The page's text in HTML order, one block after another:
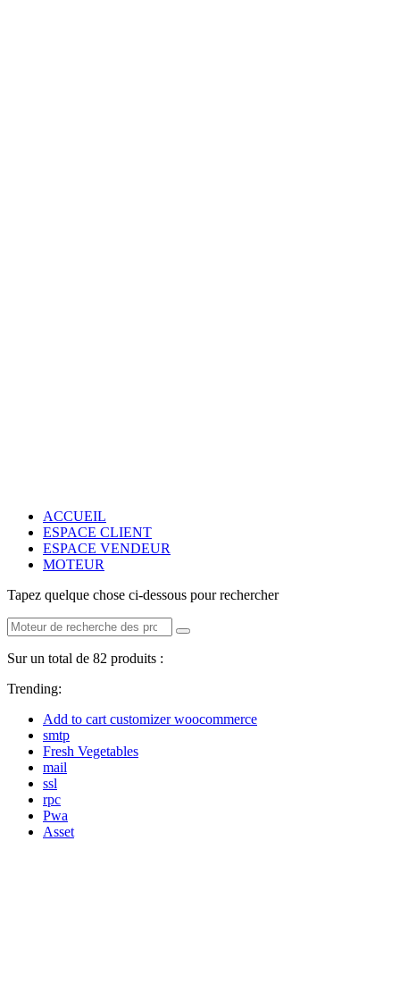
ACCUEIL
ESPACE CLIENT
ESPACE VENDEUR
MOTEUR
Tapez quelque chose ci-dessous pour rechercher
Sur un total de 82 produits :
Trending:
Add to cart customizer woocommerce
smtp
Fresh Vegetables
mail
ssl
rpc
Pwa
Asset